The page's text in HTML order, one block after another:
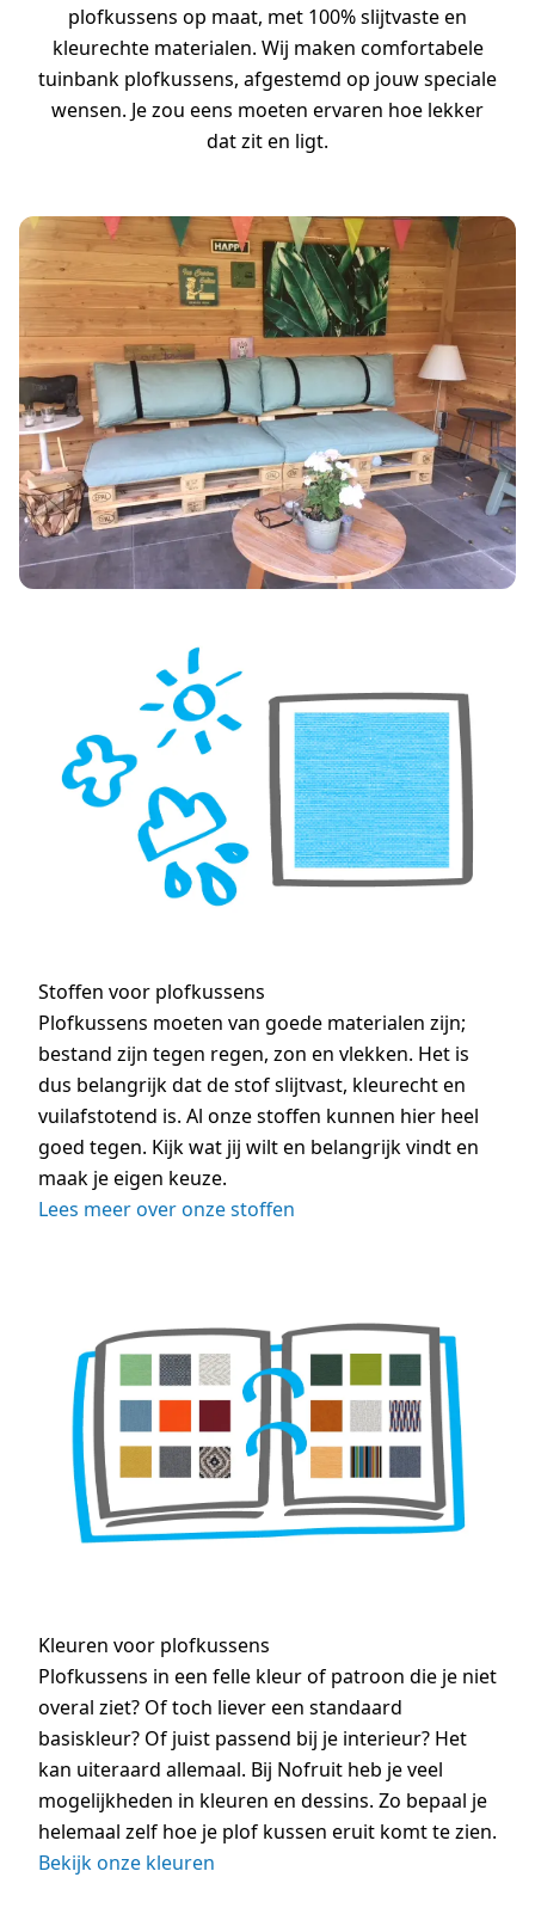
plofkussens op maat, met 100% slijtvaste en
kleurechte materialen. Wij maken comfortabele
tuinbank plofkussens, afgestemd op jouw speciale
wensen. Je zou eens moeten ervaren hoe lekker
dat zit en ligt.
Stoffen voor plofkussens
Plofkussens moeten van goede materialen zijn;
bestand zijn tegen regen, zon en vlekken. Het is
dus belangrijk dat de stof slijtvast, kleurecht en
vuilafstotend is. Al onze stoffen kunnen hier heel
goed tegen. Kijk wat jij wilt en belangrijk vindt en
maak je eigen keuze.
Lees meer over onze stoffen
Kleuren voor plofkussens
Plofkussens in een felle kleur of patroon die je niet
overal ziet? Of toch liever een standaard
basiskleur? Of juist passend bij je interieur? Het
kan uiteraard allemaal. Bij Nofruit heb je veel
mogelijkheden in kleuren en dessins. Zo bepaal je
helemaal zelf hoe je plof kussen eruit komt te zien.
Bekijk onze kleuren